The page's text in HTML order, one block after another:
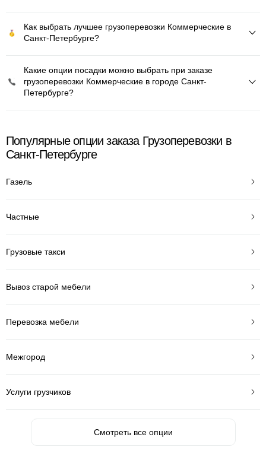
Как выбрать лучшее грузоперевозки Коммерческие в
Санкт-Петербурге?
Какие опции посадки можно выбрать при заказе
грузоперевозки Коммерческие в городе Санкт-
Петербурге?
Популярные опции заказа Грузоперевозки в
Санкт-Петербурге
Газель
Частные
Грузовые такси
Вывоз старой мебели
Перевозка мебели
Межгород
Услуги грузчиков
Смотреть все опции